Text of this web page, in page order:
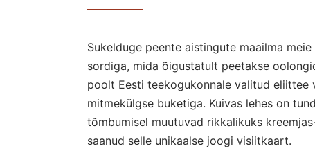
Sukelduge peente aistingute maailma meie
sordiga, mida õigustatult peetakse
poolt Eesti teekogukonnale valitud eliittee
mitmekülgse buketiga. Kuivas lehes on
tõmbumisel muutuvad rikkalikuks
saanud selle unikaalse joogi visiitkaart.